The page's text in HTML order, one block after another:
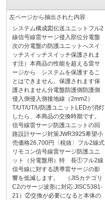
左ページから抽出された内容
システム構成図伝送ユニットフル2
線信号線雷サージ侵入部位分電盤
次の分電盤の防護ユニットへスイ
ッチスイッチスイッチ保護されま
す注）本商品の性能を超える雷サ
ージから システムを保護するこ
とはできません。保護されます保
護されません分電盤防護側防護側
侵入側侵入側接地線（2mm2）
T/UT/UT/U防護ユニットLEDが消灯
したら、本商品の交換時期です。
信号線雷サージ防護ユニットの回
路設計サージ対策JWR3925希望小
売価格26,700円〈税抜〉フル2線式
リモコン信号線雷サージ防護ユニ
ット（分電盤用）特 長①フル2線
信号線に対する誘導雷サージの影
響を低減します。 （JISカテゴリ
C2のサージ波形に対応:JISC5381-
21）②交換が必要になると本体の